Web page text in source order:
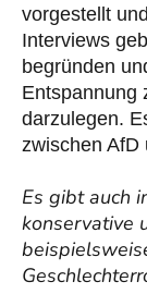
vorgestellt
Interviews
begründen
Entspannung
darzulegen.
zwischen AfD
Es gibt auch
konservative